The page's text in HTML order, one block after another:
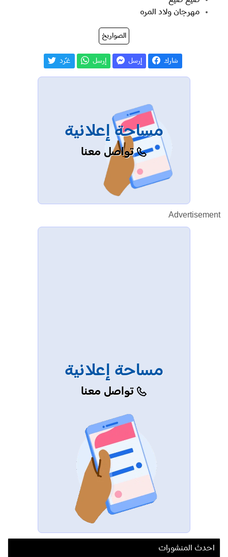
مهرجان ولاد المره
الصواريخ
شارك إرسل إرسل غـّرد
مساحة إعلانية
تواصل معنا
Advertisement
مساحة إعلانية
تواصل معنا
احدث المنشورات